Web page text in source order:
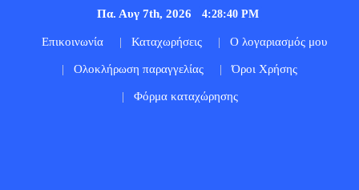
Πα. Αυγ 7th, 2026 4:28:41 PM
Επικοινωνία Καταχωρήσεις Ο λογαριασμός μου
Ολοκλήρωση παραγγελίας Όροι Χρήσης
Φόρμα καταχώρησης